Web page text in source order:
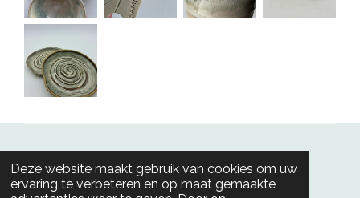
Deze website maakt gebruik van cookies om uw
ervaring te verbeteren en op maat gemaakte
© 2025 - 2026 Keramiekdelfien